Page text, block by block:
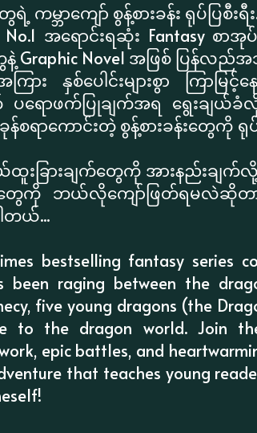
ရဲ့ ကမ္ဘာကျော် စွန့်စားခန်း ရုပ်ပြစီးရီး
No.1 အရောင်းရဆုံး
Novel အဖြစ် ပြန်လည်
ကြား နှစ်ပေါင်းများစွာ ကြာ
ာဖက်ပြုချက်အရ ရွေးချယ်ခံ
န်စရာကောင်းတဲ့ စွန့်စားခန်းတွေကို
ခြားချက်တွေကို အားနည်းချ
ဘယ်လိုကျော်ဖြတ်ရမလဲဆိုတာ
ါတယ်...
bestselling fantasy
been raging between the
five young dragons (the
to the dragon world. Join
epic battles, and
that teaches young